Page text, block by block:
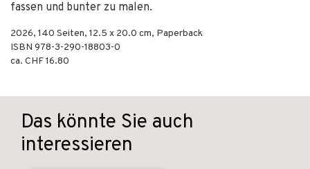
fassen und bunter zu malen.
2026, 140 Seiten, 12.5 x 20.0 cm, Paperback
ISBN 978-3-290-18803-0
ca. CHF 16.80
Das könnte Sie auch
interessieren